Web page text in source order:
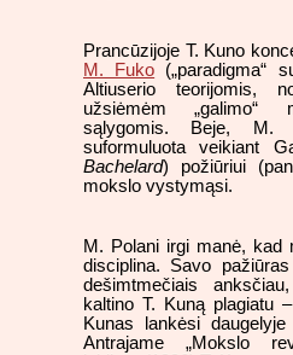
Prancūzijoje T. Kuno
M. Fuko („paradigma“
Altiuserio teorijomis,
užsiėmėm „galimo“
sąlygomis. Beje, M.
suformuluota veikiant
Bachelard) požiūriui
mokslo vystymąsi.
M. Polani irgi manė, kad
disciplina. Savo
dešimtmečiais
kaltino T. Kuną plagiatu
Kunas lankėsi
Antrajame „Mokslo